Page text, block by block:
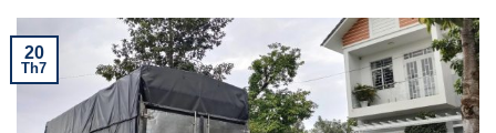
20
Th7